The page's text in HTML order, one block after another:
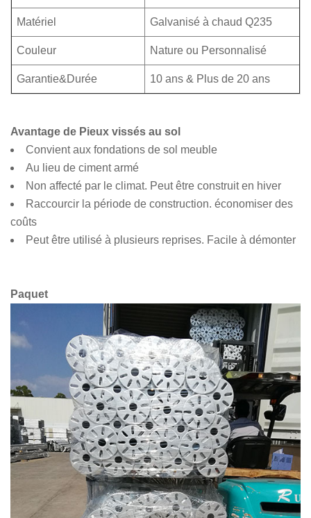
Matériel Galvanisé à chaud Q235
Couleur Nature ou Personnalisé
Garantie&Durée 10 ans & Plus de 20 ans
Avantage de Pieux vissés au sol
Convient aux fondations de sol meuble
Au lieu de ciment armé
Non affecté par le climat. Peut être construit en hiver
Raccourcir la période de construction. économiser des
coûts
Peut être utilisé à plusieurs reprises. Facile à démonter
Paquet